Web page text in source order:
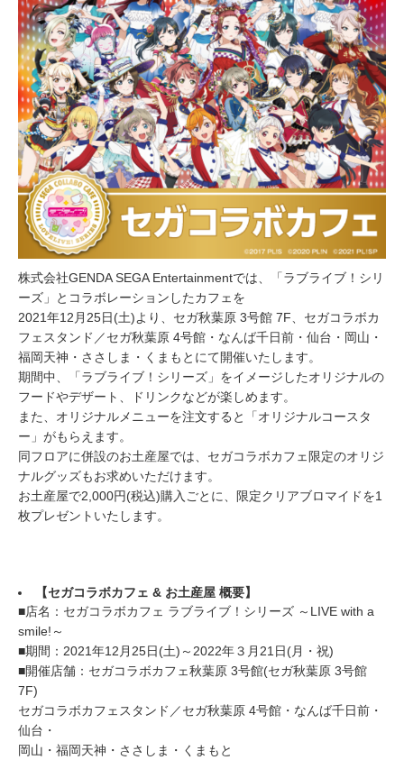
株式会社GENDA SEGA Entertainmentでは、「ラブライブ！シリ
ーズ」とコラボレーションしたカフェを
2021年12月25日(土)より、セガ秋葉原 3号館 7F、セガコラボカ
フェスタンド／セガ秋葉原 4号館・なんば千日前・仙台・岡山・
福岡天神・ささしま・くまもとにて開催いたします。
期間中、「ラブライブ！シリーズ」をイメージしたオリジナルの
フードやデザート、ドリンクなどが楽しめます。
また、オリジナルメニューを注文すると「オリジナルコースタ
ー」がもらえます。
同フロアに併設のお土産屋では、セガコラボカフェ限定のオリジ
ナルグッズもお求めいただけます。
お土産屋で2,000円(税込)購入ごとに、限定クリアブロマイドを1
枚プレゼントいたします。
【セガコラボカフェ & お土産屋 概要】
■店名：セガコラボカフェ ラブライブ！シリーズ ～LIVE with a
smile!～
■期間：2021年12月25日(土)～2022年３月21日(月・祝)
■開催店舗：セガコラボカフェ秋葉原 3号館(セガ秋葉原 3号館
7F)
セガコラボカフェスタンド／セガ秋葉原 4号館・なんば千日前・
仙台・
岡山・福岡天神・ささしま・くまもと